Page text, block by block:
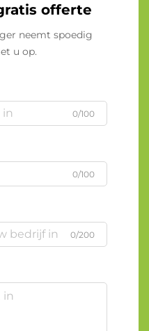
offerte
neemt spoedig
u op.
0/100
0/100
0/200